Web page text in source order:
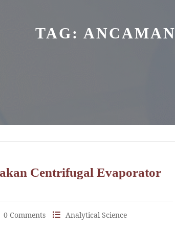
TAG: ANCAMAN
Centrifugal Evaporator
0 Comments
Analytical Science